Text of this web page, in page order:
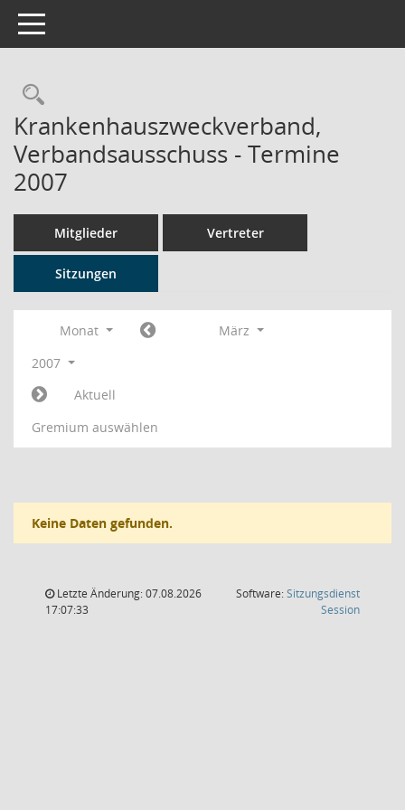
Toggle navigation
Rechercheauswahl
Krankenhauszweckverband,
Verbandsausschuss - Termine
2007
Mitglieder Vertreter
Sitzungen
Monat
März
2007
Aktuell
Gremium auswählen
Keine Daten gefunden.
Letzte Änderung: 07.08.2026
17:07:33
Software:Sitzungsdienst
Session(Wird in